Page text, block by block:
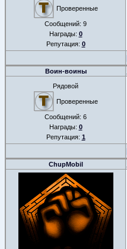
Проверенные
Сообщений: 9
Награды: 0
Репутация: 0
Воин-воины
Рядовой
Проверенные
Сообщений: 6
Награды: 0
Репутация: 1
ChupMobil